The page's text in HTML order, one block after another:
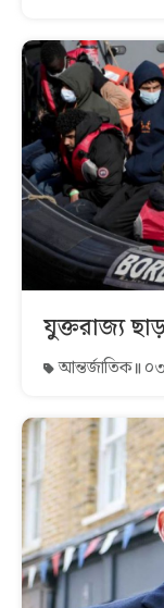
যুক্তরাজ্য
আন্তর্জাতিক